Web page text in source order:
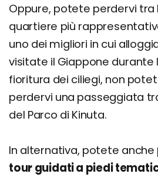
Oppure, potete perdervi tra
quartiere più
uno dei migliori in cui
visitate il Giappone durante
fioritura dei ciliegi, non
perdervi una passeggiata
del Parco di Kinuta.
In alternativa, potete anche
tour guidati a piedi